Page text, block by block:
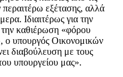
περαιτέρω εξέτασης, αλλά
Ιδιαιτέρως για την
καθιέρωση «φόρου
ο υπουργός Οικονομικών
διαβούλευση με τους
υπουργείου μας».